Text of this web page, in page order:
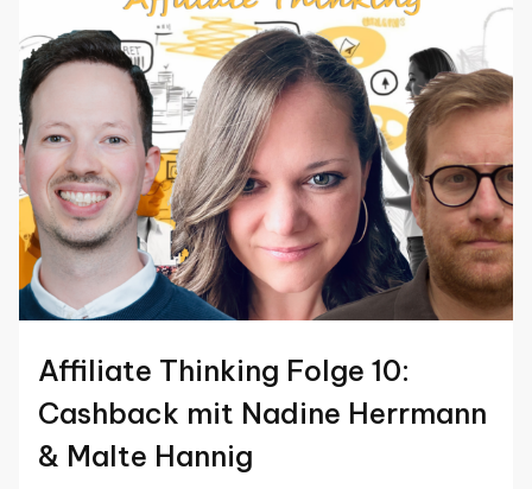
Affiliate Thinking Folge 10:
Cashback mit Nadine Herrmann
& Malte Hannig